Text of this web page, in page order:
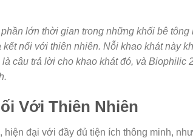
lớn thời gian trong những khối bê
nối với thiên nhiên. Nỗi khao khát này
là câu trả lời cho khao khát đó, và Biophilic
Với Thiên Nhiên
đại với đầy đủ tiện ích thông minh,